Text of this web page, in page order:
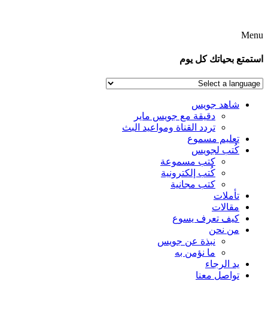
Menu
استمتع بحياتك كل يوم
شاهد جويس
دقيقة مع جويس ماير
تردد القناة ومواعيد البث
تعليم مسموع
كُتب لجويس
كتب مسموعة
كُتب إلكترونية
كتب مجانية
تأملات
مقالات
كيف تعرف يسوع
من نحن
نبذة عن جويس
ما نؤمن به
يد الرجاء
تواصل معنا